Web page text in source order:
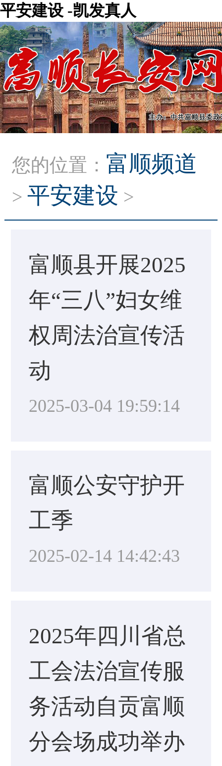
平安建设 -凯发真人
您的位置： 富顺频道
>平安建设 >
富顺县开展2025
年“三八”妇女维
权周法治宣传活
动
2025-03-04 19:59:14
富顺公安守护开
工季
2025-02-14 14:42:43
2025年四川省总
工会法治宣传服
务活动自贡富顺
分会场成功举办